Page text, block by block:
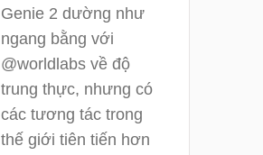
Genie 2 dường như
ngang bằng với
@worldlabs về độ
trung thực, nhưng có
các tương tác trong
thế giới tiên tiến hơn